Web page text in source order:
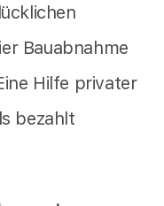
Bauabnahme
Hilfe privater
bezahlt